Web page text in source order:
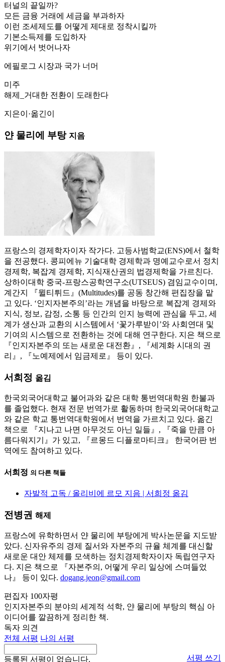
터널의 끝일까?
모든 금융 거래에 세금을 부과하자
이런 조세제도를 어떻게 제대로 정착시킬까
기본소득제를 도입하자
위기에서 벗어나자
에필로그 시장과 국가 너머
미주
해제_거대한 전환이 도래한다
지은이·옮긴이
얀 물리에 부탕 지음
프랑스의 경제학자이자 작가다. 고등사범학교(ENS)에서 철학
을 전공했다. 콩피에뉴 기술대학 경제학과 명예교수로서 정치
경제학, 복잡계 경제학, 지식재산권의 법경제학을 가르친다.
상하이대학 중국-프랑스공학연구소(UTSEUS) 겸임교수이며,
계간지 『뮐티튀드』(Multitudes)를 공동 창간해 편집장을 맡
고 있다. ‘인지자본주의’라는 개념을 바탕으로 복잡계 경제와
지식, 정보, 감정, 소통 등 인간의 인지 능력에 관심을 두고, 세
계가 생산과 교환의 시스템에서 ‘꽃가루받이’와 사회연대 및
기여의 시스템으로 전환하는 것에 대해 연구한다. 지은 책으로
『인지자본주의 또는 새로운 대전환』, 『세계화 시대의 권
리』, 『노예제에서 임금제로』 등이 있다.
서희정 옮김
한국외국어대학교 불어과와 같은 대학 통번역대학원 한불과
를 졸업했다. 현재 전문 번역가로 활동하며 한국외국어대학교
와 같은 학교 통번역대학원에서 번역을 가르치고 있다. 옮긴
책으로 『지나고 나면 아무것도 아닌 일들』, 『죽을 만큼 아
름다워지기』가 있고, 『르몽드 디플로마티크』 한국어판 번
역에도 참여하고 있다.
서희정 의 다른 책들
자발적 고독 / 올리비에 르모 지음 | 서희정 옮김
전병권 해제
프랑스에 유학하면서 얀 물리에 부탕에게 박사논문을 지도받
았다. 신자유주의 경제 질서와 자본주의 규율 체계를 대신할
새로운 대안 체제를 모색하는 정치경제학자이자 독립연구자
다. 지은 책으로 『자본주의, 어떻게 우리 일상에 스며들었
나』 등이 있다. dogang.jeon@gmail.com
편집자 100자평
인지자본주의 분야의 세계적 석학, 얀 물리에 부탕의 핵심 아
이디어를 깔끔하게 정리한 책.
독자 의견
전체 서평 나의 서평
서평 쓰기
등록된 서평이 없습니다.